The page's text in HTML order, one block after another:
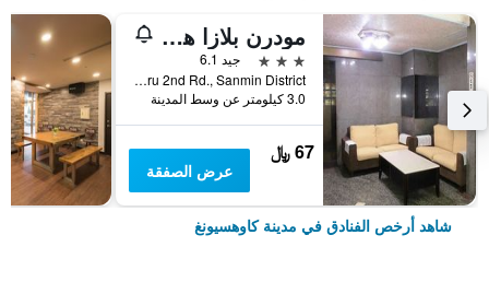
مودرن بلازا هوتل
3 نجوم
جيد 6.1
No.332, Jiuru 2nd Rd., Sanmin District, مدينة كاوهسيونغ, تايوان
3.0 كيلومتر عن وسط المدينة
67 ﷼
عرض الصفقة
شاهد أرخص الفنادق في مدينة كاوهسيونغ